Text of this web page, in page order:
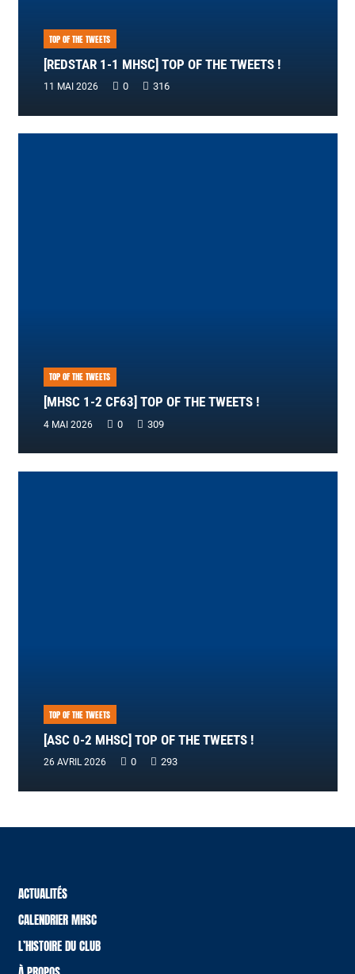
TOP OF THE TWEETS
[REDSTAR 1-1 MHSC] TOP OF THE TWEETS !
11 MAI 2026 0 316
TOP OF THE TWEETS
[MHSC 1-2 CF63] TOP OF THE TWEETS !
4 MAI 2026 0 309
TOP OF THE TWEETS
[ASC 0-2 MHSC] TOP OF THE TWEETS !
26 AVRIL 2026 0 293
ACTUALITÉS
CALENDRIER MHSC
L’HISTOIRE DU CLUB